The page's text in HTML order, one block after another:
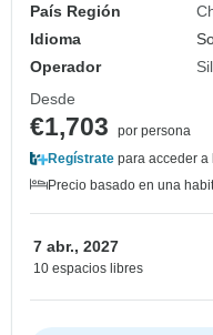
País Región
Idioma
Operador
Desde
€1,703
por persona
Regístrate para acceder a
Precio basado en una
7 abr., 2027
10 espacios libres